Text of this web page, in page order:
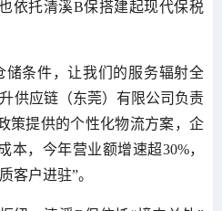
依托清溪B保搭建起现代保税
储条件，让我们的服务辐射全
供应链（东莞）有限公司负责
策提供的个性化物流方案，企
本，今年营业额增速超30%，
客户进驻”。